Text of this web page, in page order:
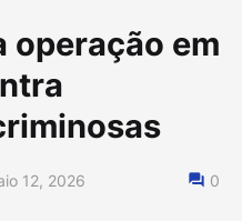
operação em
12, 2026 0